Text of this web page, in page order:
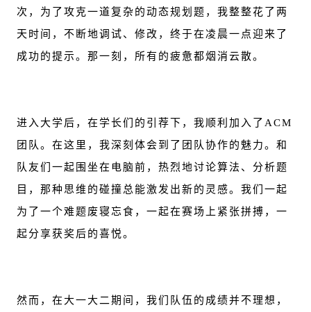
次，为了攻克一道复杂的动态规划题，我整整花了两
天时间，不断地调试、修改，终于在凌晨一点迎来了
成功的提示。那一刻，所有的疲惫都烟消云散。
进入大学后，在学长们的引荐下，我顺利加入了ACM
团队。在这里，我深刻体会到了团队协作的魅力。和
队友们一起围坐在电脑前，热烈地讨论算法、分析题
目，那种思维的碰撞总能激发出新的灵感。我们一起
为了一个难题废寝忘食，一起在赛场上紧张拼搏，一
起分享获奖后的喜悦。
然而，在大一大二期间，我们队伍的成绩并不理想，